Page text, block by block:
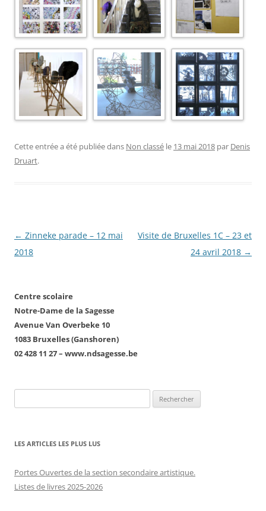
Cette entrée a été publiée dans Non classé le 13 mai 2018 par Denis
Druart.
Navigation
des
← Zinneke parade – 12 mai
2018
Visite de Bruxelles 1C – 23 et
24 avril 2018 →
Centre scolaire
Notre-Dame de la Sagesse
Avenue Van Overbeke 10
1083 Bruxelles (Ganshoren)
02 428 11 27 – www.ndsagesse.be
LES ARTICLES LES PLUS LUS
Portes Ouvertes de la section secondaire artistique.
Listes de livres 2025-2026